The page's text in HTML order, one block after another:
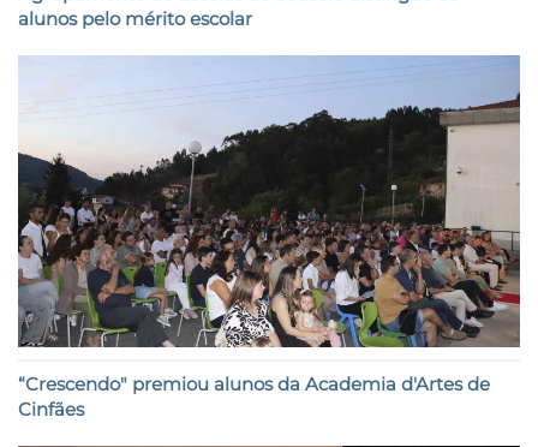
alunos pelo mérito escolar
“Crescendo" premiou alunos da Academia d'Artes de
Cinfães